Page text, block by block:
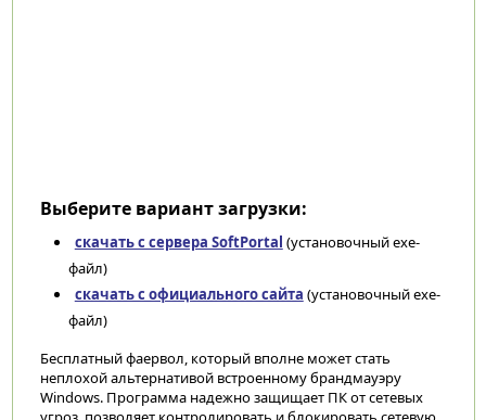
Выберите вариант загрузки:
скачать с сервера SoftPortal (установочный exe-
файл)
скачать с официального сайта (установочный exe-
файл)
Бесплатный фаервол, который вполне может стать
неплохой альтернативой встроенному брандмауэру
Windows. Программа надежно защищает ПК от сетевых